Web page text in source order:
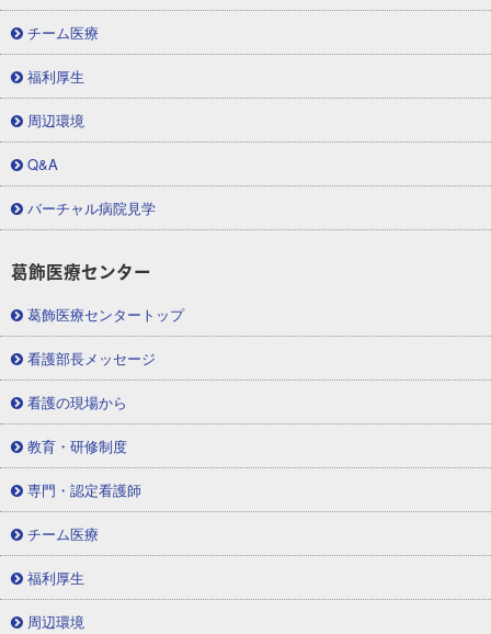
チーム医療
福利厚生
周辺環境
Q&A
バーチャル病院見学
葛飾医療センター
葛飾医療センタートップ
看護部長メッセージ
看護の現場から
教育・研修制度
専門・認定看護師
チーム医療
福利厚生
周辺環境